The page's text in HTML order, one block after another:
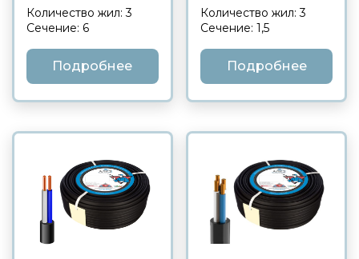
Количество жил: 3
Сечение: 6
Подробнее
Количество жил: 3
Сечение: 1,5
Подробнее